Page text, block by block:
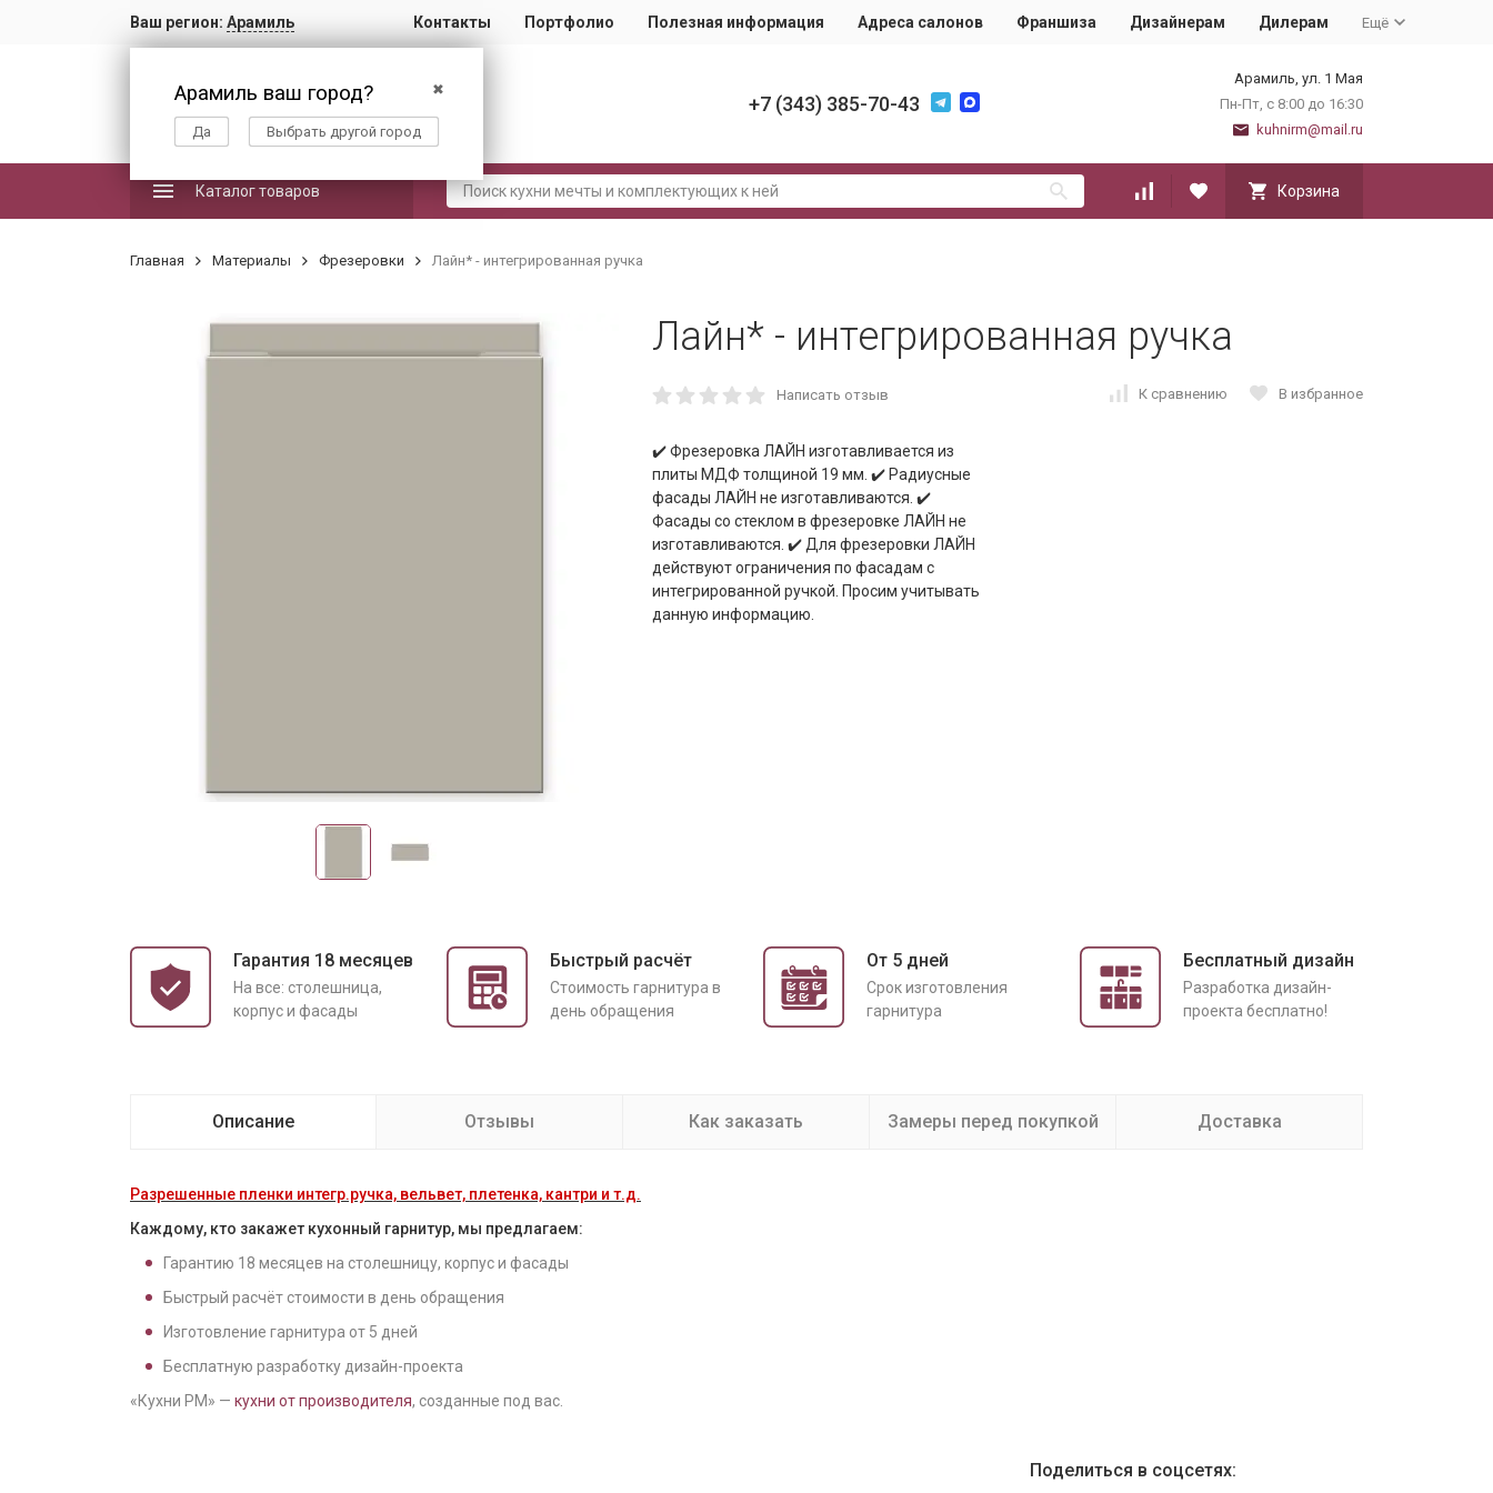
Ваш регион: Арамиль
✖
Арамиль ваш город?
Да Выбрать другой город
Контакты Портфолио Полезная информация Адреса салонов Франшиза Дизайнерам Дилерам Ещё
+7 (343) 385-70-43
Арамиль, ул. 1 Мая
Пн-Пт, с 8:00 до 16:30
kuhnirm@mail.ru
Каталог товаров Корзина
Главная Материалы Фрезеровки Лайн* - интегрированная ручка
Лайн* - интегрированная ручка
Написать отзыв К сравнению В избранное
✔️ Фрезеровка ЛАЙН изготавливается из
плиты МДФ толщиной 19 мм. ✔️ Радиусные
фасады ЛАЙН не изготавливаются. ✔️
Фасады со стеклом в фрезеровке ЛАЙН не
изготавливаются. ✔️ Для фрезеровки ЛАЙН
действуют ограничения по фасадам с
интегрированной ручкой. Просим учитывать
данную информацию.
Гарантия 18 месяцев
На все: столешница,
корпус и фасады
Быстрый расчёт
Cтоимость гарнитура в
день обращения
От 5 дней
Срок изготовления
гарнитура
Бесплатный дизайн
Разработка дизайн-
проекта бесплатно!
Описание Отзывы Как заказать Замеры перед покупкой Доставка
Разрешенные пленки интегр.ручка, вельвет, плетенка, кантри и т.д.
Каждому, кто закажет кухонный гарнитур, мы предлагаем:
Гарантию 18 месяцев на столешницу, корпус и фасады
Быстрый расчёт стоимости в день обращения
Изготовление гарнитура от 5 дней
Бесплатную разработку дизайн-проекта
«Кухни РМ» — кухни от производителя, созданные под вас.
Поделиться в соцсетях: